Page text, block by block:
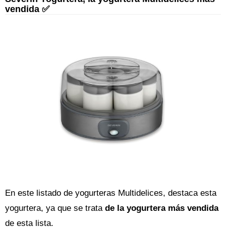
vendida ✅
En este listado de yogurteras Multidelices, destaca esta
yogurtera, ya que se trata de la yogurtera más vendida
de esta lista.